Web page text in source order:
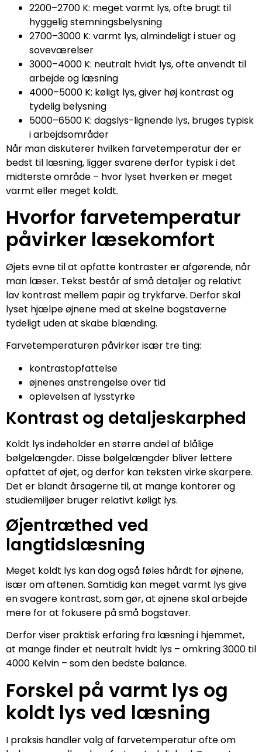
2200–2700 K: meget varmt lys, ofte brugt til
hyggelig stemningsbelysning
2700–3000 K: varmt lys, almindeligt i stuer og
soveværelser
3000–4000 K: neutralt hvidt lys, ofte anvendt til
arbejde og læsning
4000–5000 K: køligt lys, giver høj kontrast og
tydelig belysning
5000–6500 K: dagslys-lignende lys, bruges typisk
i arbejdsområder
Når man diskuterer hvilken farvetemperatur der er
bedst til læsning, ligger svarene derfor typisk i det
midterste område – hvor lyset hverken er meget
varmt eller meget koldt.
Hvorfor farvetemperatur
påvirker læsekomfort
Øjets evne til at opfatte kontraster er afgørende, når
man læser. Tekst består af små detaljer og relativt
lav kontrast mellem papir og trykfarve. Derfor skal
lyset hjælpe øjnene med at skelne bogstaverne
tydeligt uden at skabe blænding.
Farvetemperaturen påvirker især tre ting:
kontrastopfattelse
øjnenes anstrengelse over tid
oplevelsen af lysstyrke
Kontrast og detaljeskarphed
Koldt lys indeholder en større andel af blålige
bølgelængder. Disse bølgelængder bliver lettere
opfattet af øjet, og derfor kan teksten virke skarpere.
Det er blandt årsagerne til, at mange kontorer og
studiemiljøer bruger relativt køligt lys.
Øjentræthed ved
langtidslæsning
Meget koldt lys kan dog også føles hårdt for øjnene,
især om aftenen. Samtidig kan meget varmt lys give
en svagere kontrast, som gør, at øjnene skal arbejde
mere for at fokusere på små bogstaver.
Derfor viser praktisk erfaring fra læsning i hjemmet,
at mange finder et neutralt hvidt lys – omkring 3000 til
4000 Kelvin – som den bedste balance.
Forskel på varmt lys og
koldt lys ved læsning
I praksis handler valg af farvetemperatur ofte om